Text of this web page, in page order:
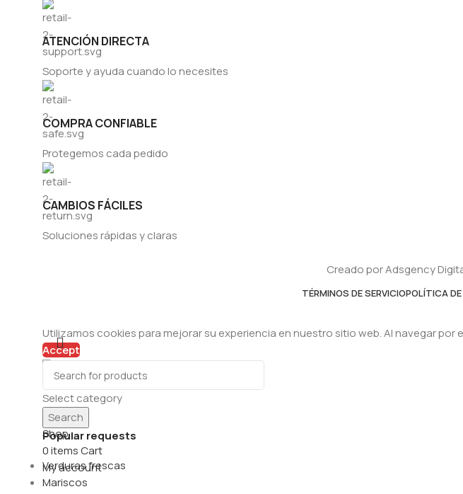
ATENCIÓN DIRECTA
Soporte y ayuda cuando lo necesites
COMPRA CONFIABLE
Protegemos cada pedido
CAMBIOS FÁCILES
Soluciones rápidas y claras
Creado por Adsgency
TÉRMINOS DE SERVICIOPOLÍTICA
Select category
Search
Popular requests
Verduras frescas
Mariscos
Utilizamos cookies para mejorar su experiencia en nuestro sitio web. Al navegar
Accept
CHORIZO NORTEÑO 1 KG X15UN
Home
Shop
0itemsCart
My account